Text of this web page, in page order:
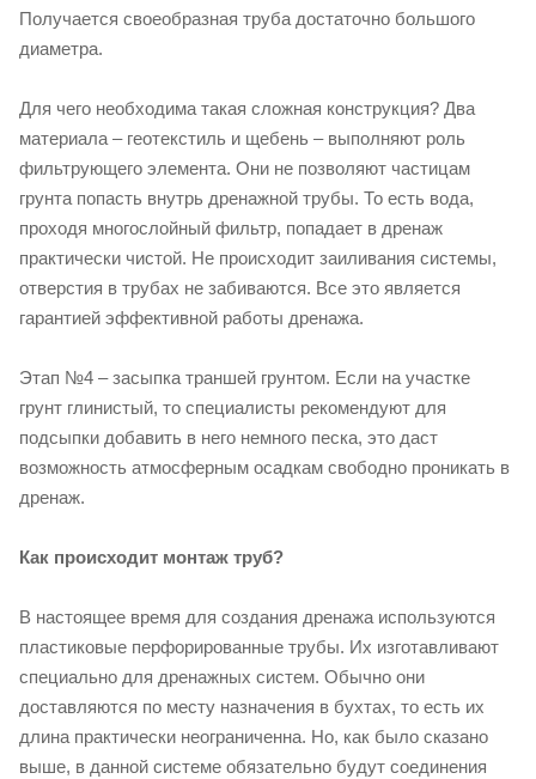
Получается своеобразная труба достаточно большого
диаметра.
Для чего необходима такая сложная конструкция? Два
материала – геотекстиль и щебень – выполняют роль
фильтрующего элемента. Они не позволяют частицам
грунта попасть внутрь дренажной трубы. То есть вода,
проходя многослойный фильтр, попадает в дренаж
практически чистой. Не происходит заиливания системы,
отверстия в трубах не забиваются. Все это является
гарантией эффективной работы дренажа.
Этап №4 – засыпка траншей грунтом. Если на участке
грунт глинистый, то специалисты рекомендуют для
подсыпки добавить в него немного песка, это даст
возможность атмосферным осадкам свободно проникать в
дренаж.
Как происходит монтаж труб?
В настоящее время для создания дренажа используются
пластиковые перфорированные трубы. Их изготавливают
специально для дренажных систем. Обычно они
доставляются по месту назначения в бухтах, то есть их
длина практически неограниченна. Но, как было сказано
выше, в данной системе обязательно будут соединения